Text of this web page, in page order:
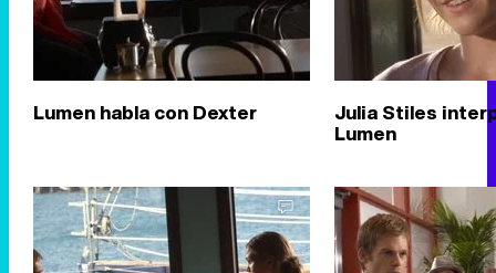
Lumen habla con Dexter Julia Stiles
Lumen